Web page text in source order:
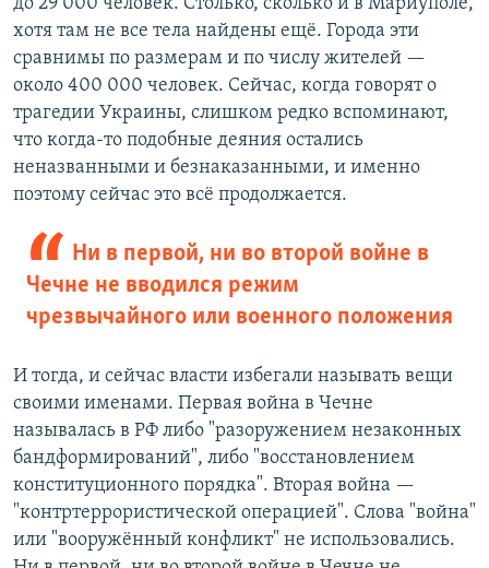
до 29 000 человек. Столько, сколько и в Мариуполе,
хотя там не все тела найдены ещё. Города эти
сравнимы по размерам и по числу жителей —
около 400 000 человек. Сейчас, когда говорят о
трагедии Украины, слишком редко вспоминают,
что когда-то подобные деяния остались
неназванными и безнаказанными, и именно
поэтому сейчас это всё продолжается.
Ни в первой, ни во второй войне в
Чечне не вводился режим
чрезвычайного или военного положения
И тогда, и сейчас власти избегали называть вещи
своими именами. Первая война в Чечне
называлась в РФ либо "разоружением незаконных
бандформирований", либо "восстановлением
конституционного порядка". Вторая война —
"контртеррористической операцией". Слова "война"
или "вооружённый конфликт" не использовались.